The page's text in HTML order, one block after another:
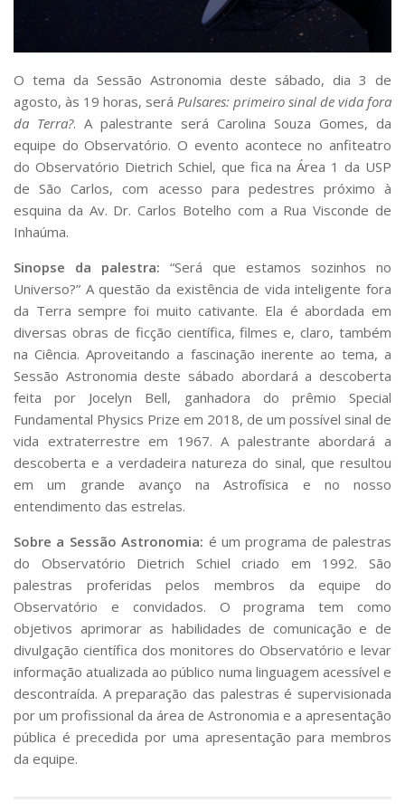
Apoio ao Estudante
Segurança, Trânsito e Prevenção
Outros serviços
Comunicação
Assessorias e Mídias
Aplicativos e Sites
Jornal da USP
Defesa de Teses
O tema da Sessão Astronomia deste sábado, dia 3 de
agosto, às 19 horas, será Pulsares: primeiro sinal de vida fora
da Terra?. A palestrante será Carolina Souza Gomes, da
equipe do Observatório. O evento acontece no anfiteatro
do Observatório Dietrich Schiel, que fica na Área 1 da USP
de São Carlos, com acesso para pedestres próximo à
esquina da Av. Dr. Carlos Botelho com a Rua Visconde de
Inhaúma.
Sinopse da palestra: “Será que estamos sozinhos no
Universo?” A questão da existência de vida inteligente fora
da Terra sempre foi muito cativante. Ela é abordada em
diversas obras de ficção científica, filmes e, claro, também
na Ciência. Aproveitando a fascinação inerente ao tema, a
Sessão Astronomia deste sábado abordará a descoberta
feita por Jocelyn Bell, ganhadora do prêmio Special
Fundamental Physics Prize em 2018, de um possível sinal de
vida extraterrestre em 1967. A palestrante abordará a
descoberta e a verdadeira natureza do sinal, que resultou
em um grande avanço na Astrofísica e no nosso
entendimento das estrelas.
Sobre a Sessão Astronomia: é um programa de palestras
do Observatório Dietrich Schiel criado em 1992. São
palestras proferidas pelos membros da equipe do
Observatório e convidados. O programa tem como
objetivos aprimorar as habilidades de comunicação e de
divulgação científica dos monitores do Observatório e levar
informação atualizada ao público numa linguagem acessível e
descontraída. A preparação das palestras é supervisionada
por um profissional da área de Astronomia e a apresentação
pública é precedida por uma apresentação para membros
da equipe.